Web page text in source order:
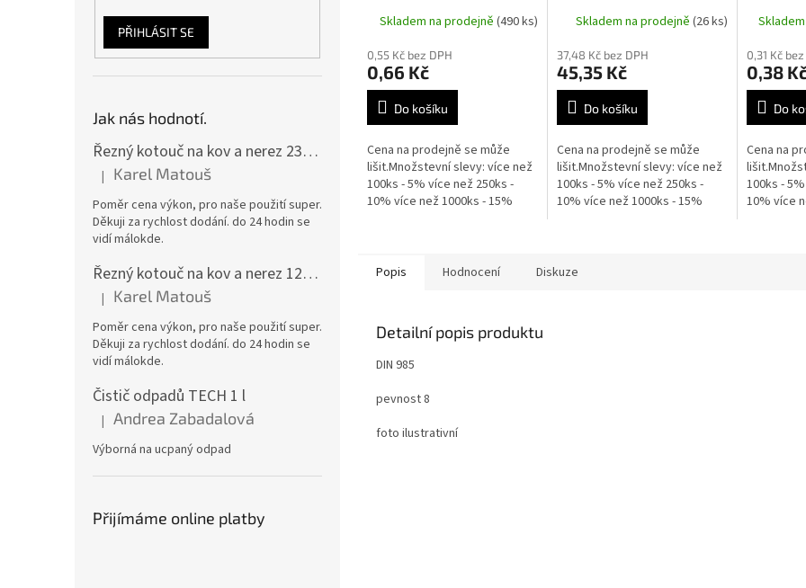
PŘIHLÁSIT SE
Jak nás hodnotí.
Řezný kotouč na kov a nerez 230x2,0x22 A46T6BF, balení 25ks
Hodnocení produktu je 5 z 5 hvězdiček.
| Karel Matouš
Poměr cena výkon, pro naše použití super.
Děkuji za rychlost dodání. do 24 hodin se
vidí málokde.
Řezný kotouč na kov a nerez 125x1,0x22 A46T6BF, balení 25ks
Hodnocení produktu je 5 z 5 hvězdiček.
| Karel Matouš
Poměr cena výkon, pro naše použití super.
Děkuji za rychlost dodání. do 24 hodin se
vidí málokde.
Čistič odpadů TECH 1 l
Hodnocení produktu je 5 z 5 hvězdiček.
| Andrea Zabadalová
Výborná na ucpaný odpad
Přijímáme online platby
Skladem na prodejně (490 ks)
0,55 Kč bez DPH
0,66 Kč
Do košíku
Cena na prodejně se může
lišit.Množstevní slevy: více než
100ks - 5% více než 250ks -
10% více než 1000ks - 15%
Skladem na prodejně (26 ks)
37,48 Kč bez DPH
45,35 Kč
Do košíku
Cena na prodejně se může
lišit.Množstevní slevy: více než
100ks - 5% více než 250ks -
10% více než 1000ks - 15%
0,31 Kč
0,38
Do
Cena na
100ks -
10% více
Popis Hodnocení Diskuze
Detailní popis produktu
DIN 985
pevnost 8
foto ilustrativní